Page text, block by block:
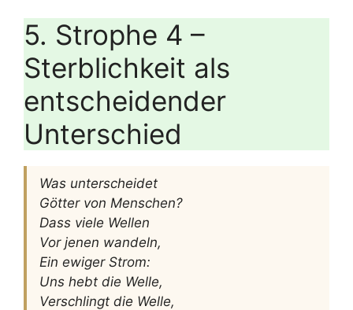
5. Strophe 4 –
Sterblichkeit als
entscheidender
Unterschied
Was unterscheidet
Götter von Menschen?
Dass viele Wellen
Vor jenen wandeln,
Ein ewiger Strom:
Uns hebt die Welle,
Verschlingt die Welle,